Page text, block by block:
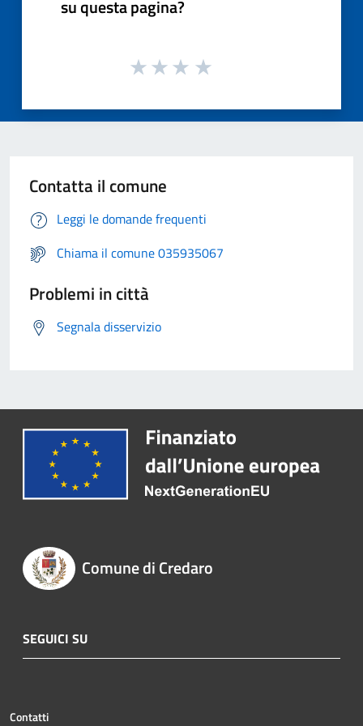
su questa pagina?
Contatta il comune
Leggi le domande frequenti
Chiama il comune 035935067
Problemi in città
Segnala disservizio
Comune di Credaro
SEGUICI SU
Contatti